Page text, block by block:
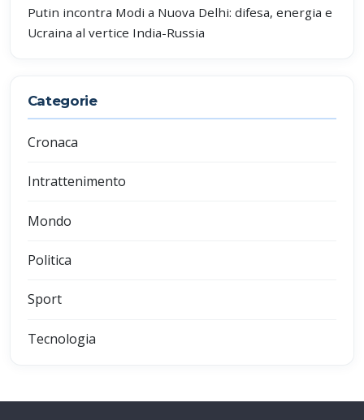
Putin incontra Modi a Nuova Delhi: difesa, energia e
Ucraina al vertice India-Russia
Categorie
Cronaca
Intrattenimento
Mondo
Politica
Sport
Tecnologia